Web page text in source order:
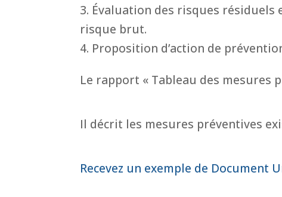
Évaluation des risques résiduels
risque brut.
Proposition d’action de
Le rapport « Tableau des mesures
Il décrit les mesures préventives
Recevez un exemple de Document